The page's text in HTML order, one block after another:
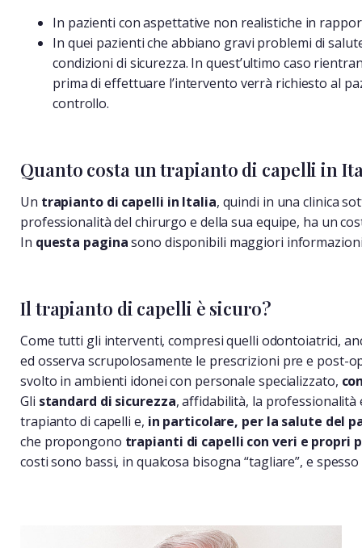
In pazienti con aspettative non realistiche in
In quei pazienti che abbiano gravi problemi di
condizioni di sicurezza. In quest’ultimo caso
prima di effettuare l’intervento verrà richiesto al
controllo.
Quanto costa un trapianto di capelli in
Un trapianto di capelli in Italia, quindi in una clinica
professionalità del chirurgo e della sua equipe, ha un
In questa paginasono disponibili maggiori
Il trapianto di capelli è sicuro?
Come tutti gli interventi, compresi quelli odontoiatrici,
ed osserva scrupolosamente le prescrizioni pre e post-
svolto in ambienti idonei con personale specializzato,
Gli standard di sicurezza, affidabilità, la professionalità
trapianto di capelli e, in particolare, per la salute del
che propongono trapianti di capelli con veri e propri
costi sono bassi, in qualcosa bisogna “tagliare”, e